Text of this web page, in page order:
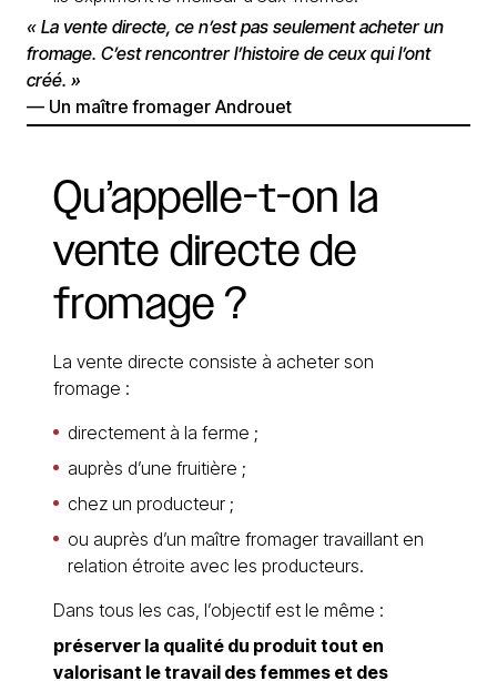
« La vente directe, ce n’est pas seulement acheter un
fromage. C’est rencontrer l’histoire de ceux qui l’ont
créé. »
— Un maître fromager Androuet
Qu’appelle-t-on la
vente directe de
fromage ?
La vente directe consiste à acheter son
fromage :
directement à la ferme ;
auprès d’une fruitière ;
chez un producteur ;
ou auprès d’un maître fromager travaillant en
relation étroite avec les producteurs.
Dans tous les cas, l’objectif est le même :
préserver la qualité du produit tout en
valorisant le travail des femmes et des